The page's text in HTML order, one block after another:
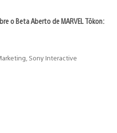
o Beta Aberto de MARVEL Tōkon:
Sony Interactive